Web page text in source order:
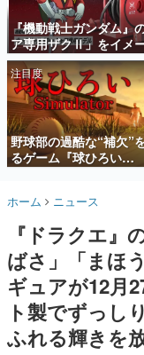
アプリセール情報
インタビュー
連載・特
殿堂
SNS拡散
ど。多く
事をまと
名作ゲー
きます。
赫本
この物
の形をし
新世
これから
『機動戦士ガンダム』
ア専用ザクⅡ」をイメ
散水ホースリールが予
本体にはシャアのパー
ークやジオン公国軍の
ム、型式番号などを配
注目度
野球部の過酷な“補欠”
るゲーム『球ひろい
Simulator』が「1件」
対応しSNSで話題に。『
プロ野球選手から称賛の
ホーム ニュース
『ドラクエ』
ばさ」「まほ
ギュアが12月
ト製でずっし
ふれる輝きを